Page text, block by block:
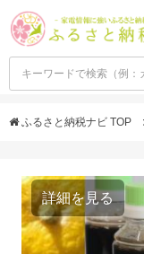
ふるさと納税ナビ TOP
詳細を見る